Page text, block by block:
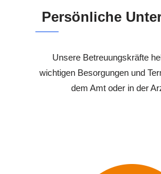
Persönliche
Unsere Betreuungskräfte
wichtigen Besorgungen und
dem Amt oder in der